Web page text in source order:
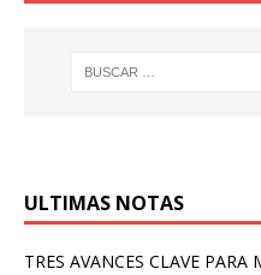
ULTIMAS NOTAS
TRES AVANCES CLAVE PARA